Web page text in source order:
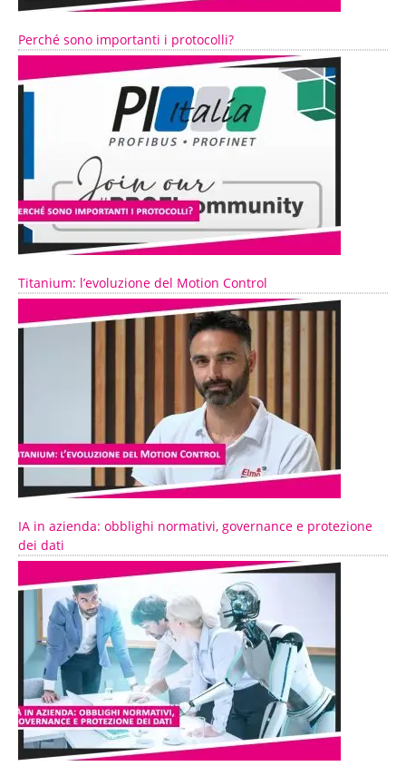
Perché sono importanti i protocolli?
Titanium: l’evoluzione del Motion Control
IA in azienda: obblighi normativi, governance e protezione
dei dati